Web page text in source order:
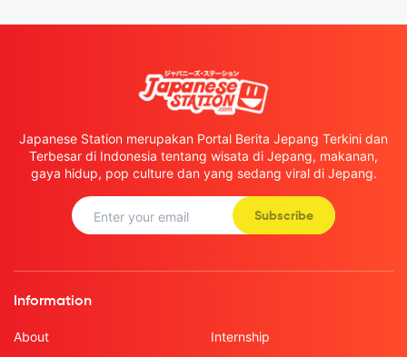
Japanese Station merupakan Portal Berita Jepang Terkini dan
Terbesar di Indonesia tentang wisata di Jepang, makanan,
gaya hidup, pop culture dan yang sedang viral di Jepang.
Subscribe
Information
About
Internship